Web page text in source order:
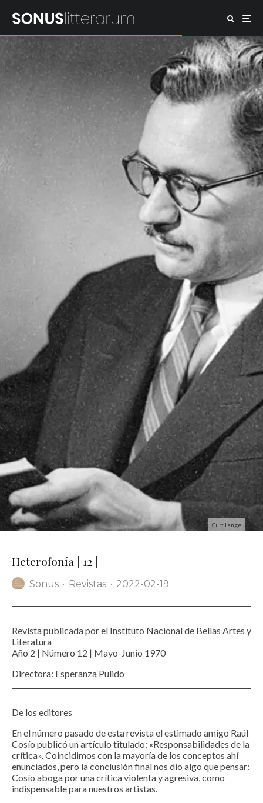
Curt Lange
Heterofonía | 12 |
Sonus · Revistas · 2022-02-19
Revista publicada por el Instituto Nacional de Bellas Artes y
Literatura
Año 2 | Número 12 | Mayo-Junio 1970
Directora: Esperanza Pulido
De los editores
En el número pasado de esta revista el estimado amigo Raúl
Cosío publicó un artículo titulado: «Responsabilidades de la
crítica». Coincidimos con la mayoría de los conceptos ahí
enunciados, pero la conclusión final nos dio algo que pensar:
Cosío aboga por una crítica violenta y agresiva, como
indispensable para nuestros artistas.